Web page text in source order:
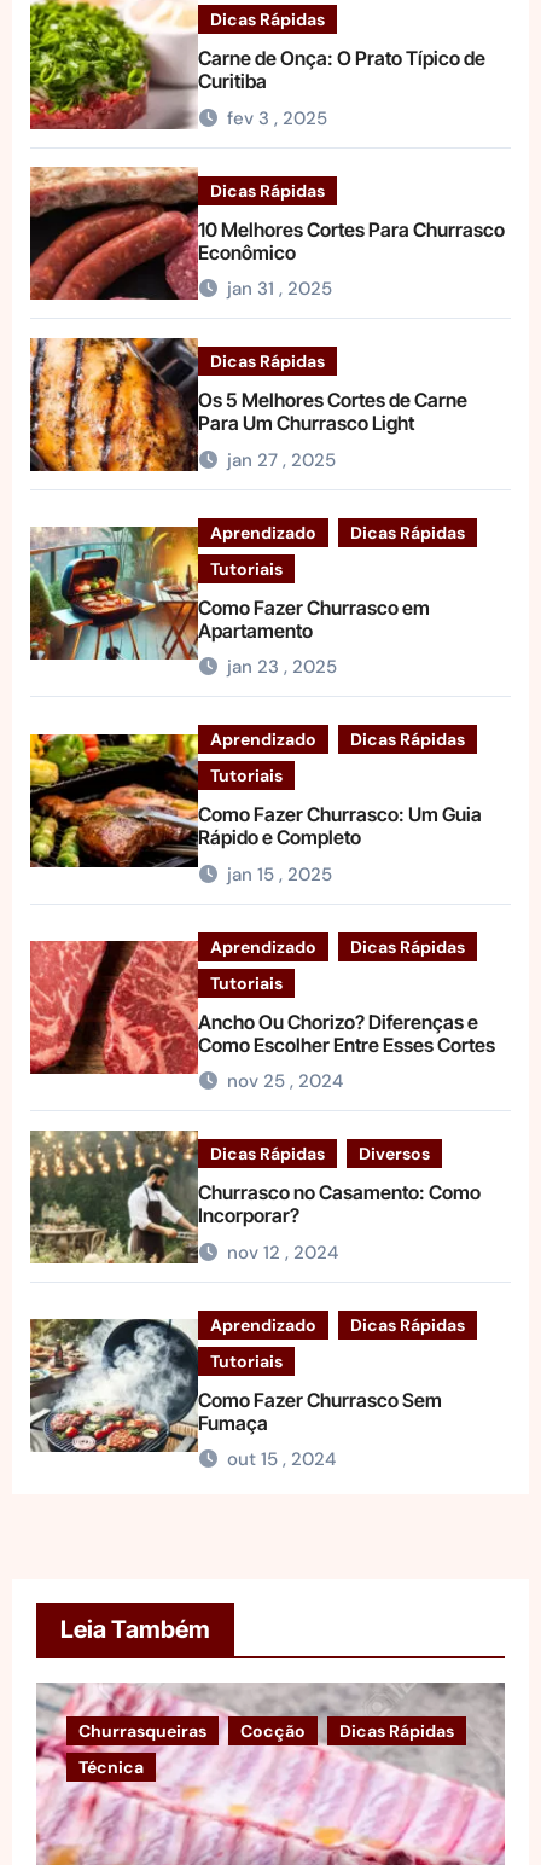
Dicas Rápidas
Carne de Onça: O Prato Típico de
Curitiba
fev 3 , 2025
Dicas Rápidas
10 Melhores Cortes Para Churrasco
Econômico
jan 31 , 2025
Dicas Rápidas
Os 5 Melhores Cortes de Carne
Para Um Churrasco Light
jan 27 , 2025
Aprendizado
Dicas Rápidas
Tutoriais
Como Fazer Churrasco em
Apartamento
jan 23 , 2025
Aprendizado
Dicas Rápidas
Tutoriais
Como Fazer Churrasco: Um Guia
Rápido e Completo
jan 15 , 2025
Aprendizado
Dicas Rápidas
Tutoriais
Ancho Ou Chorizo? Diferenças e
Como Escolher Entre Esses Cortes
nov 25 , 2024
Dicas Rápidas Diversos
Churrasco no Casamento: Como
Incorporar?
nov 12 , 2024
Aprendizado
Dicas Rápidas
Tutoriais
Como Fazer Churrasco Sem
Fumaça
out 15 , 2024
Leia Também
Churrasqueiras Cocção
Dicas Rápidas
Técnica